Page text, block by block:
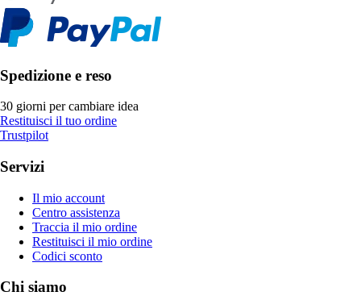
Spedizione e reso
30 giorni per cambiare idea
Restituisci il tuo ordine
Trustpilot
Servizi
Il mio account
Centro assistenza
Traccia il mio ordine
Restituisci il mio ordine
Codici sconto
Chi siamo